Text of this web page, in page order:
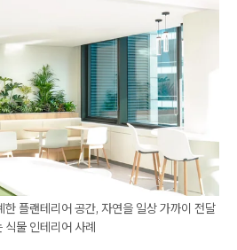
플랜테리어 공간, 자연을 일상 가까이 전달
식물 인테리어 사례